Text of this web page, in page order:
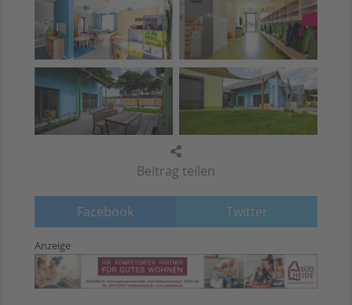
Beitrag teilen
Facebook Twitter
Anzeige